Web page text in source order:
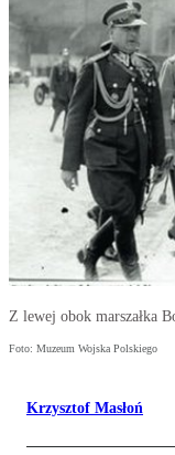
Z lewej obok marszałka
Foto: Muzeum Wojska Polskiego
Krzysztof Masłoń